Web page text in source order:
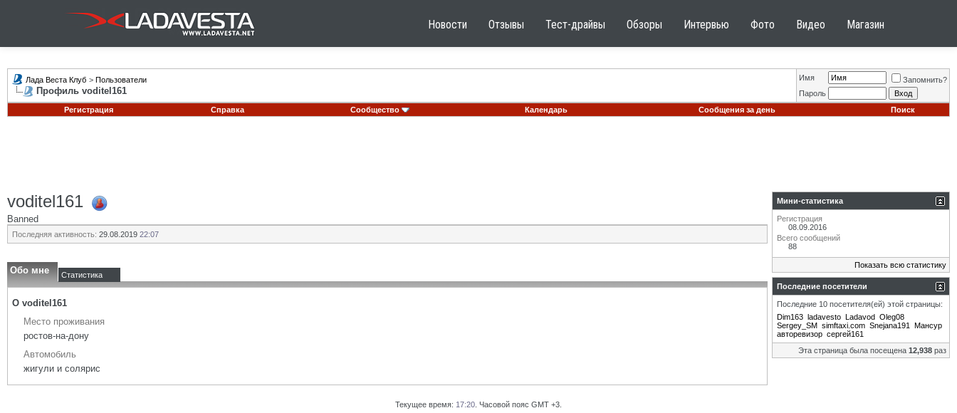
Новости Отзывы Тест-драйвы Обзоры Интервью Фото Видео Магазин
Лада Веста Клуб > Пользователи
Профиль voditel161
Имя
Запомнить?
Пароль
Регистрация
Справка Сообщество Календарь Сообщения за день Поиск
voditel161
Banned
Последняя активность: 29.08.2019 22:07
Обо мне Статистика
О voditel161
Место проживания
ростов-на-дону
Автомобиль
жигули и солярис
Мини-статистика
Регистрация
08.09.2016
Всего сообщений
88
Показать всю статистику
Последние посетители
Последние 10 посетителя(ей) этой страницы:
Dim163 ladavesto Ladavod Oleg08
Sergey_SM simftaxi.com Snejana191
Мансур
авторевизор сергей161
Эта страница была посещена 12,938 раз
Текущее время: 17:20 . Часовой пояс GMT +3.